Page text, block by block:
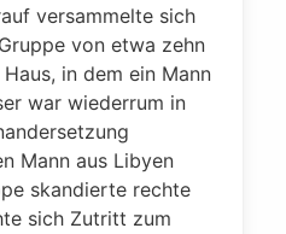
versammelte sich
von etwa zehn
in dem ein Mann
war wiederrum in
Mann aus Libyen
skandierte rechte
sich Zutritt zum